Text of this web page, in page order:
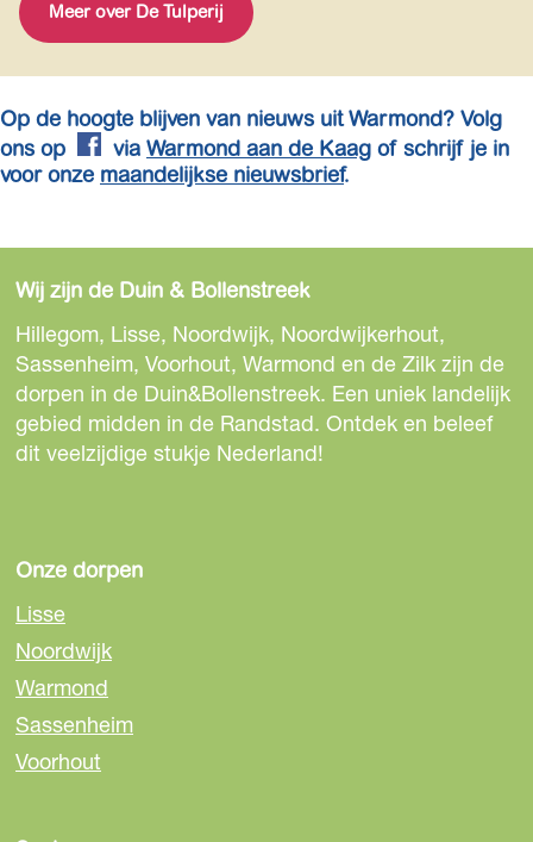
Meer over De Tulperij
Op de hoogte blijven van nieuws uit Warmond? Volg
ons op
via Warmond aan de Kaag of schrijf je in
voor onze maandelijkse nieuwsbrief.
Wij zijn de Duin & Bollenstreek
Hillegom, Lisse, Noordwijk, Noordwijkerhout,
Sassenheim, Voorhout, Warmond en de Zilk zijn de
dorpen in de Duin&Bollenstreek. Een uniek landelijk
gebied midden in de Randstad. Ontdek en beleef
dit veelzijdige stukje Nederland!
Onze dorpen
Lisse
Noordwijk
Warmond
Sassenheim
Voorhout